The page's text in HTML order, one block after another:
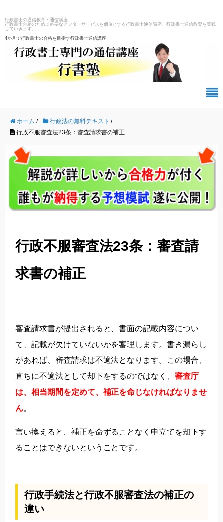
行政書士の通信教育・通信講座
行政書士合格のために必要なアフターサービスを価値とする行政書士通信講座、行政書士通信教育を実践
していきます。
4か月で行政書士の合格を目指す行政書士通信講座
ホーム / 行政法の無料テキスト /
行政不服審査法23条：審査請求書の補正
行政不服審査法23条：審査請
求書の補正
審査請求書が提出されると、書面の記載内容につい
て、記載が欠けていないかを審理します。書き漏らし
があれば、審査請求は不適法となります。この場合、
直ちに不適法として却下をするのではなく、 審査庁
は、相当期間を定めて、補正を命じなければなりませ
ん。
言い換えると、補正を命ずることなく申立てを却下す
ることはできないということです。
行政手続法と行政不服審査法の補正の
違い